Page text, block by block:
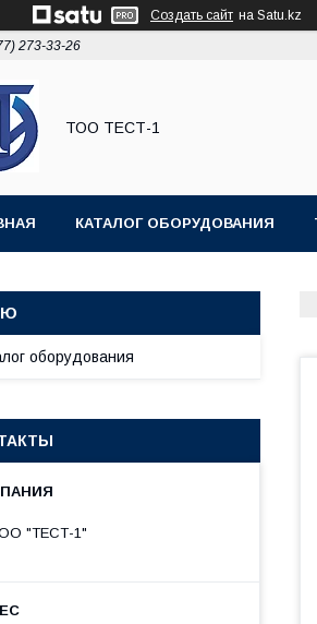
Создать сайт на Satu.kz
273-33-26
ТОО ТЕСТ-1
КАТАЛОГ ОБОРУДОВАНИЯ
оборудования
"ТЕСТ-1"